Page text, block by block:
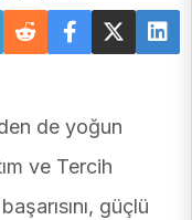
de yoğun
ve Tercih
güçlü